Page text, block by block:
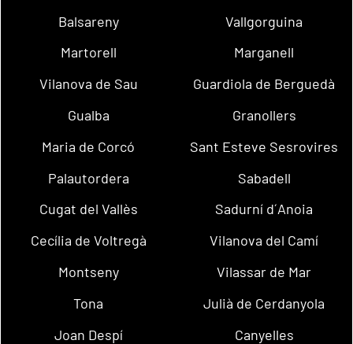
Balsareny
Vallgorguina
Martorell
Marganell
Vilanova de Sau
Guardiola de Berguedà
Gualba
Granollers
Maria de Corcó
Sant Esteve Sesrovires
Palautordera
Sabadell
Cugat del Vallès
Sadurní d´Anoia
Cecília de Voltregà
Vilanova del Camí
Montseny
Vilassar de Mar
Tona
Julià de Cerdanyola
Joan Despí
Canyelles